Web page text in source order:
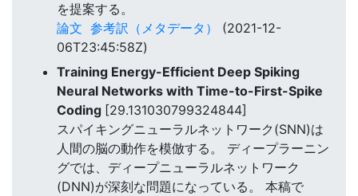
を提案する。
論文 参考訳（メタデータ）
(2021-12-
06T23:45:58Z)
Training Energy-Efficient Deep Spiking
Neural Networks with Time-to-First-Spike
Coding [29.131030799324844]
スパイキングニューラルネットワーク(SNN)は
人間の脳の動作を模倣する。 ディープラーニン
グでは、ディープニューラルネットワーク
(DNN)が深刻な問題になっている。 本稿で